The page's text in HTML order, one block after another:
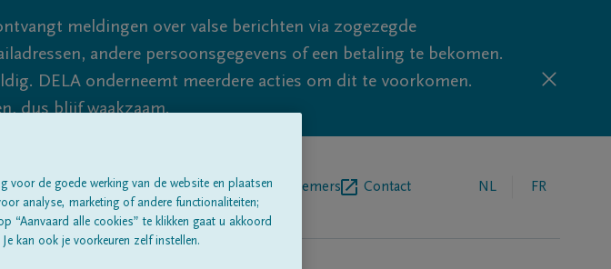
meldingen over valse berichten via zogezegde
andere persoonsgegevens of een betaling te bekomen.
DELA onderneemt meerdere acties om dit te voorkomen.
dus blijf waakzaam.
Alle rouwberichtenOver onsBegrafenisondernemers Contact NL FR
voor de goede werking van de website en plaatsen
analyse, marketing of andere functionaliteiten;
“Aanvaard alle cookies” te klikken gaat u akkoord
kan ook je voorkeuren zelf instellen.